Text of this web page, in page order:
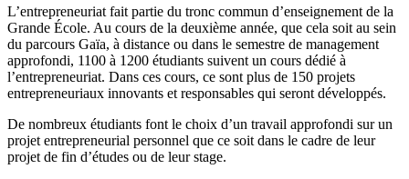
L’entrepreneuriat fait partie du tronc commun d’enseignement de la
Grande École. Au cours de la deuxième année, que cela soit au sein
du parcours Gaïa, à distance ou dans le semestre de management
approfondi, 1100 à 1200 étudiants suivent un cours dédié à
l’entrepreneuriat. Dans ces cours, ce sont plus de 150 projets
entrepreneuriaux innovants et responsables qui seront développés.
De nombreux étudiants font le choix d’un travail approfondi sur un
projet entrepreneurial personnel que ce soit dans le cadre de leur
projet de fin d’études ou de leur stage.